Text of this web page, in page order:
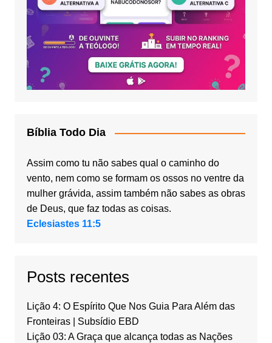
Bíblia Todo Dia
Assim como tu não sabes qual o caminho do
vento, nem como se formam os ossos no ventre da
mulher grávida, assim também não sabes as obras
de Deus, que faz todas as coisas.
Eclesiastes 11:5
Posts recentes
Lição 4: O Espírito Que Nos Guia Para Além das
Fronteiras | Subsídio EBD
Lição 03: A Graça que alcança todas as Nações